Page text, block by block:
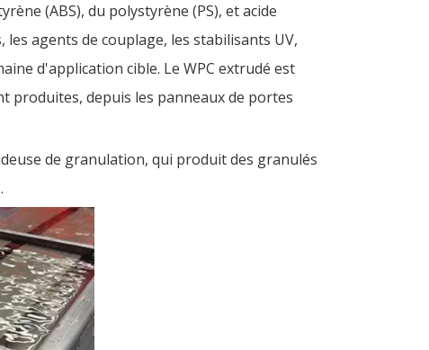
(ABS), du polystyrène (PS), et acide
les agents de couplage, les stabilisants UV,
d'application cible. Le WPC extrudé est
produites, depuis les panneaux de portes
de granulation, qui produit des granulés